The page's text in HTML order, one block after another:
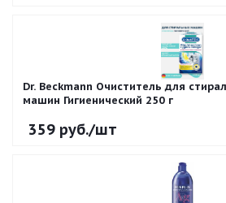
Dr. Beckmann Очиститель для
машин Гигиенический 250 г
359 руб./шт